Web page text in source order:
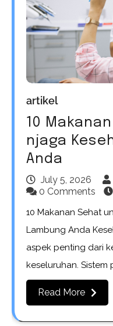
artikel
10
njaga
Anda
July 5, 2026
0 Comments
10 Makanan Sehat
Lambung Anda
aspek penting dari
keseluruhan. Sistem
Read More